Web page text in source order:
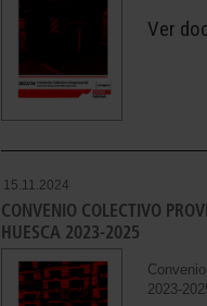
Ver
15.11.2024
CONVENIO COLECTIVO
HUESCA 2023-2025
2023-